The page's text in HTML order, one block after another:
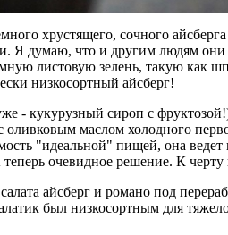
хрустящего, сочного
Я думаю, что и другим людям
листовую зелень, такую как
низкосортный айсберг!
- кукурузный сироп с
оливковым маслом холодного
"идеальной" пищей, она
очевидное решение. К черту
айсберг и романо под
был низкосортным для